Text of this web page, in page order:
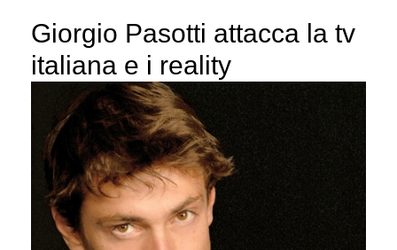
Giorgio Pasotti attacca la tv
italiana e i reality